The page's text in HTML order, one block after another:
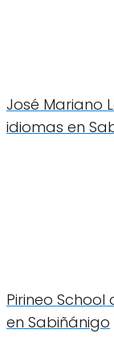
José Mariano
idiomas en
Pirineo
en Sabiñánigo